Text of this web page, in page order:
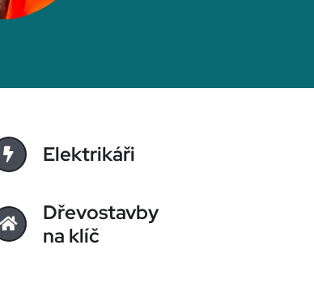
Elektrikáři
Dřevostavby
na klíč